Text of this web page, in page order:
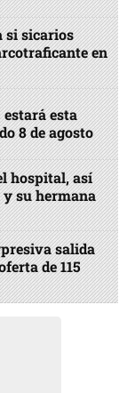
si sicarios
en
esta
8 de agosto
hospital, así
y su hermana
salida
de 115